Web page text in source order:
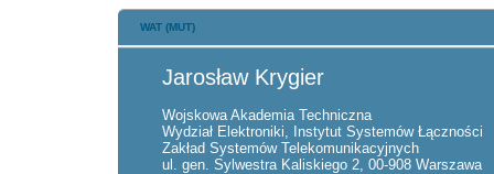
WAT (MUT)
Jarosław Krygier
Wojskowa Akademia Techniczna
Wydział Elektroniki, Instytut Systemów Łączności
Zakład Systemów Telekomunikacyjnych
ul. gen. Sylwestra Kaliskiego 2, 00-908 Warszawa